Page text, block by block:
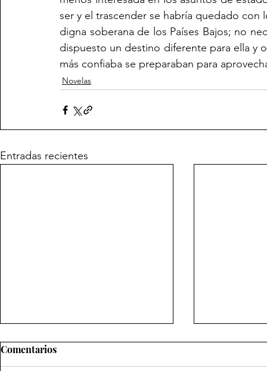
ser y el trascender se habría quedado
digna soberana de los Países Bajos; no
dispuesto un destino diferente para ella y
más confiaba se preparaban para
Novelas
Entradas recientes
Comentarios